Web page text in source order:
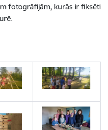
fotogrāfijām, kurās ir fiksēti